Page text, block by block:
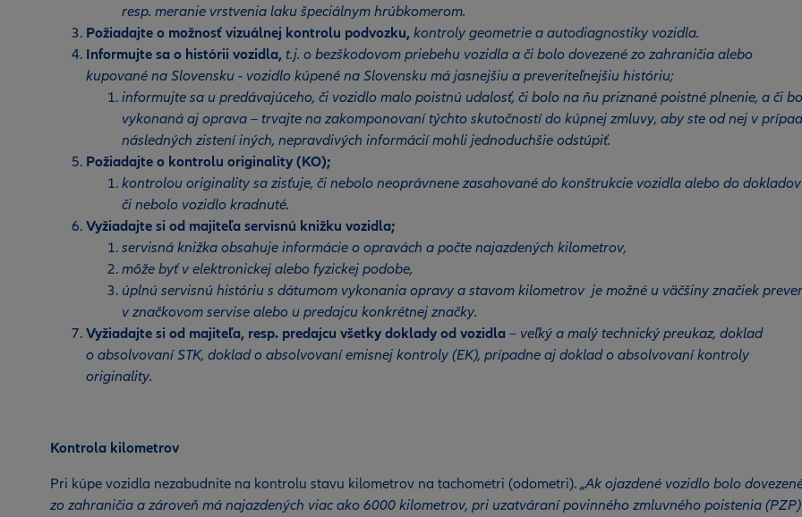
resp. meranie vrstvenia laku špeciálnym hrúbkomerom.
Požiadajte o možnosť vizuálnej kontrolu podvozku, kontroly geometrie a autodiagnostiky vozidla.
Informujte sa o histórii vozidla, t.j. o bezškodovom priebehu vozidla a či bolo dovezené zo zahraničia alebo
kupované na Slovensku - vozidlo kúpené na Slovensku má jasnejšiu a preveriteľnejšiu históriu;
informujte sa u predávajúceho, či vozidlo malo poistnú udalosť, či bolo na ňu priznané poistné plnenie, a či
vykonaná aj oprava – trvajte na zakomponovaní týchto skutočností do kúpnej zmluvy, aby ste od nej v
následných zistení iných, nepravdivých informácií mohli jednoduchšie odstúpiť.
Požiadajte o kontrolu originality (KO);
kontrolou originality sa zisťuje, či nebolo neoprávnene zasahované do konštrukcie vozidla alebo do
či nebolo vozidlo kradnuté.
Vyžiadajte si od majiteľa servisnú knižku vozidla;
servisná knižka obsahuje informácie o opravách a počte najazdených kilometrov,
môže byť v elektronickej alebo fyzickej podobe,
úplnú servisnú históriu s dátumom vykonania opravy a stavom kilometrov je možné u väčšiny značiek
v značkovom servise alebo u predajcu konkrétnej značky.
Vyžiadajte si od majiteľa, resp. predajcu všetky doklady od vozidla – veľký a malý technický preukaz, doklad
o absolvovaní STK, doklad o absolvovaní emisnej kontroly (EK), prípadne aj doklad o absolvovaní kontroly
originality.
Kontrola kilometrov
Pri kúpe vozidla nezabudnite na kontrolu stavu kilometrov na tachometri (odometri). „Ak ojazdené vozidlo bolo
zo zahraničia a zároveň má najazdených viac ako 6000 kilometrov, pri uzatváraní povinného zmluvného poistenia (PZP)